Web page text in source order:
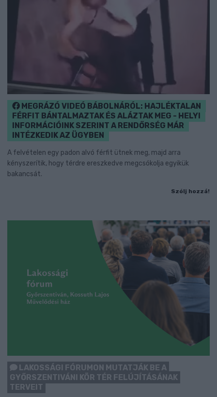
MEGRÁZÓ VIDEÓ BÁBOLNÁRÓL: HAJLÉKTALAN
FÉRFIT BÁNTALMAZTAK ÉS ALÁZTAK MEG - HELYI
INFORMÁCIÓINK SZERINT A RENDŐRSÉG MÁR
INTÉZKEDIK AZ ÜGYBEN
A felvételen egy padon alvó férfit ütnek meg, majd arra
kényszerítik, hogy térdre ereszkedve megcsókolja egyikük
bakancsát.
Szólj hozzá!
LAKOSSÁGI FÓRUMON MUTATJÁK BE A
GYŐRSZENTIVÁNI KÖR TÉR FELÚJÍTÁSÁNAK
TERVEIT